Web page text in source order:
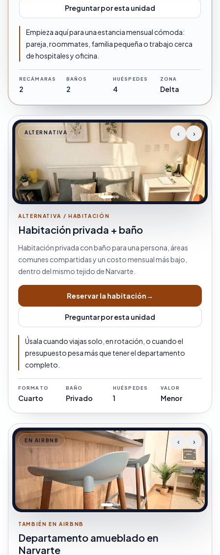
Preguntar por esta unidad
Empieza aquí para una estancia mensual cómoda:
pareja, roommates, familia pequeña o trabajo cerca
de hospitales y oficina.
RECÁMARAS
2
BAÑOS
2
HUÉSPEDES
4
ZONA
Delta
ALTERNATIVA ‹ ›
ALTERNATIVA / HABITACIÓN
Habitación privada + baño
Habitación privada con baño para una persona, áreas
comunes compartidas y un costo mensual más bajo,
dentro del mismo tejido de Narvarte.
Reservar la habitación→
Preguntar por esta unidad
Úsala cuando viajas solo, en rotación, o cuando el
presupuesto pesa más que tener el departamento
completo.
FORMATO
Cuarto
BAÑO
Privado
HUÉSPEDES
1
VALOR
Menor
EN AIRBNB ‹ ›
TAMBIÉN EN AIRBNB
Departamento amueblado en
Narvarte